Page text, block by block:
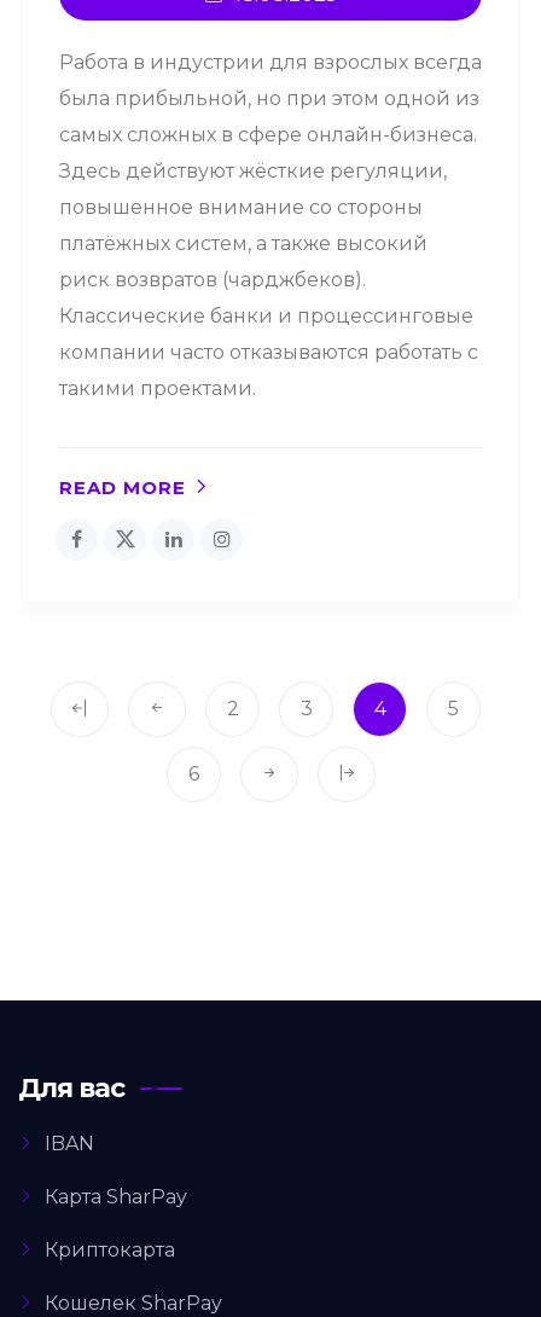
Работа в индустрии для взрослых всегда
была прибыльной, но при этом одной из
самых сложных в сфере онлайн-бизнеса.
Здесь действуют жёсткие регуляции,
повышенное внимание со стороны
платёжных систем, а также высокий
риск возвратов (чарджбеков).
Классические банки и процессинговые
компании часто отказываются работать с
такими проектами.
READ MORE
2 3 4 5
6
Для вас
IBAN
Карта SharPay
Криптокарта
Кошелек SharPay